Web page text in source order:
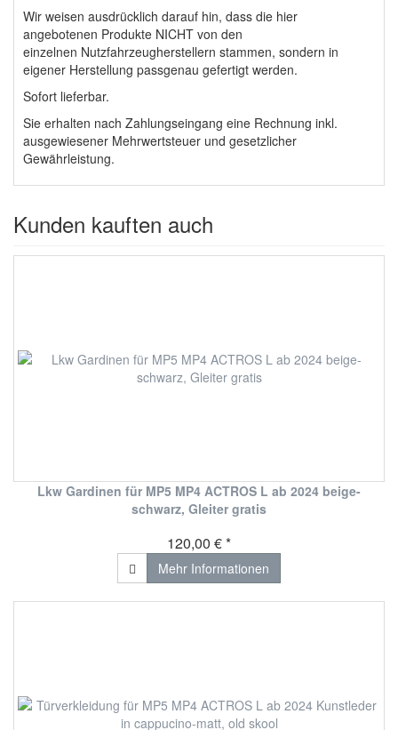
Wir weisen ausdrücklich darauf hin, dass die hier
angebotenen Produkte NICHT von den
einzelnen Nutzfahrzeugherstellern stammen, sondern in
eigener Herstellung passgenau gefertigt werden.
Sofort lieferbar.
Sie erhalten nach Zahlungseingang eine Rechnung inkl.
ausgewiesener Mehrwertsteuer und gesetzlicher
Gewährleistung.
Kunden kauften auch
Lkw Gardinen für MP5 MP4 ACTROS L ab 2024 beige-
schwarz, Gleiter gratis
120,00 € *
Mehr Informationen